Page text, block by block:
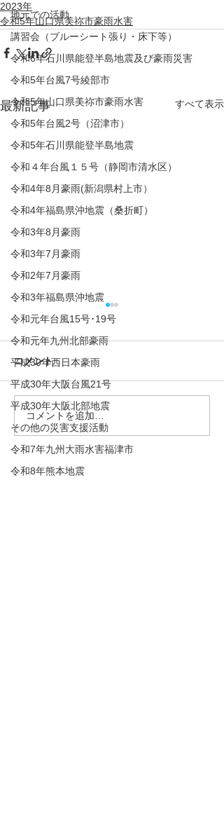
地元での活動
講習会（ブルーシート張り・床下等）
令和6年石川県能登半島地震及び豪雨災害
令和5年台風7号綾部市
令和5年山口県美祢市豪雨水害
令和5年台風2号（沼津市）
令和5年石川県能登半島地震
令和４年台風１５号（静岡市清水区）
令和4年8月豪雨(新潟県村上市）
令和4年福島県沖地震（桑折町）
令和3年8月豪雨
令和3年7月豪雨
令和2年7月豪雨
令和3年福島県沖地震
令和元年台風15号･19号
令和元年九州北部豪雨
平成30年西日本豪雨
平成30年大阪台風21号
平成30年大阪北部地震
その他の災害支援活動
令和7年九州大雨水害福津市
令和8年熊本地震
2023年
令和5年山口県美祢市豪雨水害
最新記事 すべて表示
2025/08/02 令和6年石川
県能登半島地震及び豪雨
災害珠洲市
コメント
コメントを追加…